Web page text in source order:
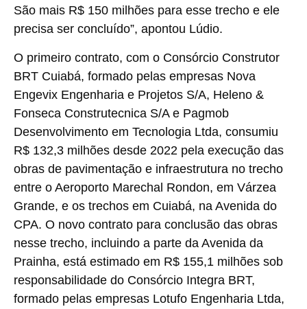
São mais R$ 150 milhões para esse trecho e ele
precisa ser concluído”, apontou Lúdio.
O primeiro contrato, com o Consórcio Construtor
BRT Cuiabá, formado pelas empresas Nova
Engevix Engenharia e Projetos S/A, Heleno &
Fonseca Construtecnica S/A e Pagmob
Desenvolvimento em Tecnologia Ltda, consumiu
R$ 132,3 milhões desde 2022 pela execução das
obras de pavimentação e infraestrutura no trecho
entre o Aeroporto Marechal Rondon, em Várzea
Grande, e os trechos em Cuiabá, na Avenida do
CPA. O novo contrato para conclusão das obras
nesse trecho, incluindo a parte da Avenida da
Prainha, está estimado em R$ 155,1 milhões sob
responsabilidade do Consórcio Integra BRT,
formado pelas empresas Lotufo Engenharia Ltda,